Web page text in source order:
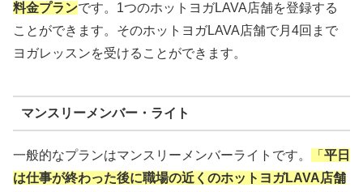
料金プランです。1つのホットヨガLAVA店舗を登録する
ことができます。そのホットヨガLAVA店舗で月4回まで
ヨガレッスンを受けることができます。
マンスリーメンバー・ライト
一般的なプランはマンスリーメンバーライトです。 「 平日
は仕事が終わった後に職場の近くのホットヨガLAVA店舗